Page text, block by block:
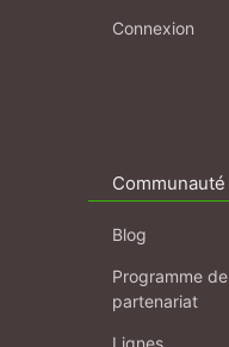
Connexion
Communauté
Blog
Programme de
partenariat
Lignes